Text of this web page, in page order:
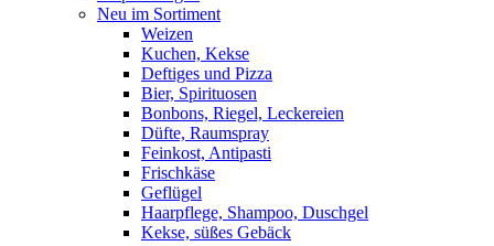
Neu im Sortiment
Weizen
Kuchen, Kekse
Deftiges und Pizza
Bier, Spirituosen
Bonbons, Riegel, Leckereien
Düfte, Raumspray
Feinkost, Antipasti
Frischkäse
Geflügel
Haarpflege, Shampoo, Duschgel
Kekse, süßes Gebäck